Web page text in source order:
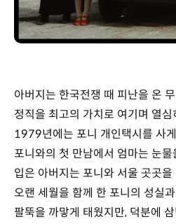
아버지는 한국전쟁 때 피난을 온
정직을 최고의 가치로 여기며 열심
1979년에는 포니 개인택시를 사
포니와의 첫 만남에서 엄마는 눈
입은 아버지는 포니와 서울 곳곳
오랜 세월을 함께 한 포니의 성실
팔뚝을 까맣게 태웠지만, 덕분에